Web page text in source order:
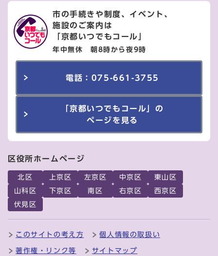
市の手続きや制度、イベント、
施設のご案内は
「京都いつでもコール」
年中無休 朝8時から夜9時
電話：075-661-3755
「京都いつでもコール」の
ページを見る
区役所ホームページ
北区 上京区 左京区 中京区
東山区
山科区
下京区 南区 右京区
西京区
伏見区
このサイトの考え方 個人情報の取扱い
著作権・リンク等 サイトマップ